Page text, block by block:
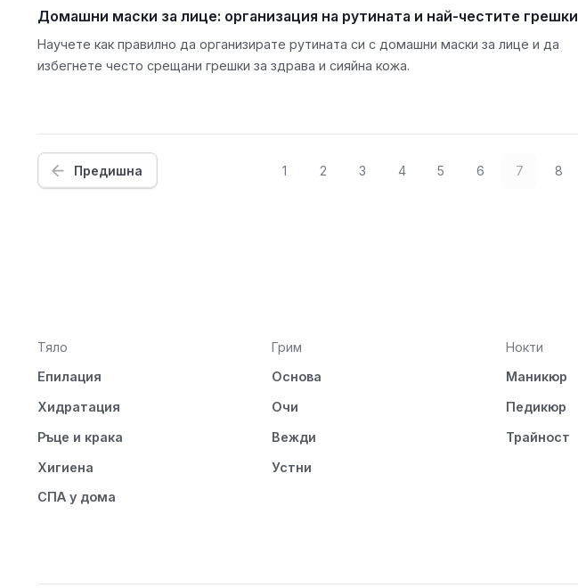
Домашни маски за лице: организация на рутината и най-честите грешки
Научете как правилно да организирате рутината си с домашни маски за лице и да
избегнете често срещани грешки за здрава и сияйна кожа.
Предишна 1 2 3 4 5 6 7 8
Тяло
Епилация
Хидратация
Ръце и крака
Хигиена
СПА у дома
Грим
Основа
Очи
Вежди
Устни
Нокти
Маникюр
Педикюр
Трайност